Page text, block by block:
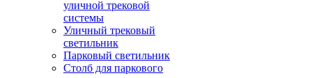
уличной трековой
системы
Уличный трековый
светильник
Парковый светильник
Столб для паркового